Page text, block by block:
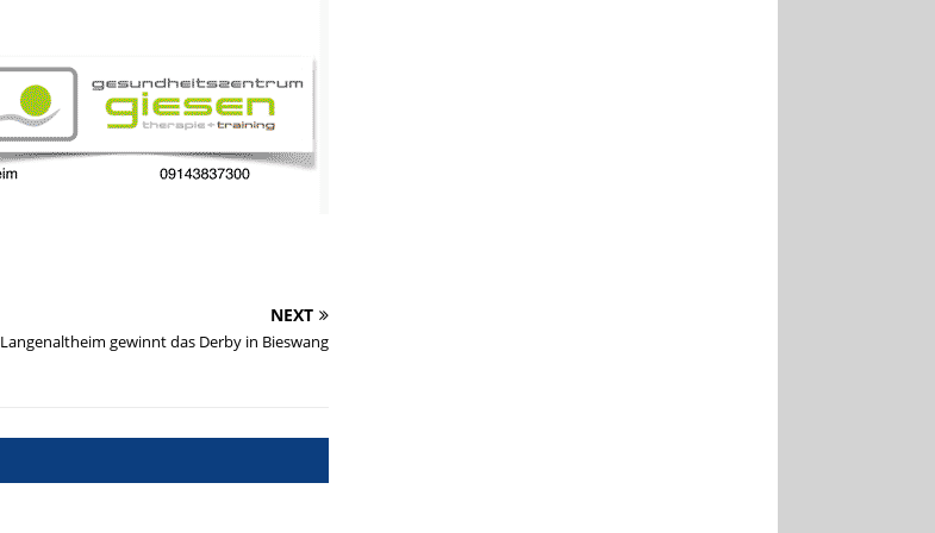
NEXT
Langenaltheim gewinnt das Derby in Bieswang